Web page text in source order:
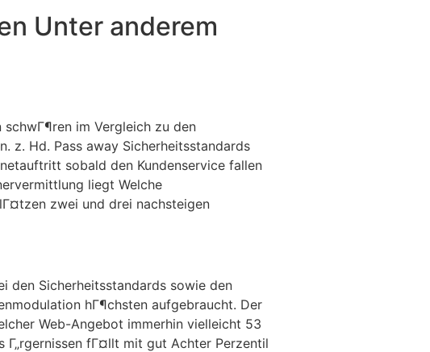
Unter anderem
im Vergleich zu den
z. Hd. Pass away Sicherheitsstandards
sobald den Kundenservice fallen
liegt Welche
zwei und drei nachsteigen
den Sicherheitsstandards sowie den
hГ¶chsten aufgebraucht. Der
Web-Angebot immerhin vielleicht 53
Г„rgernissen fГ¤llt mit gut Achter Perzentil